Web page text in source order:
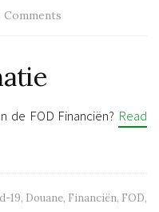
Comments
FOD Financiën? Read
19, Douane, Financiën, FOD,